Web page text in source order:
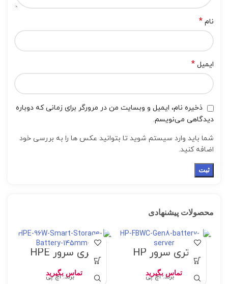
نام *
ایمیل *
ذخیره نام، ایمیل و وبسایت من در مرورگر برای زمانی که دوباره
دیدگاهی می‌نویسم.
شما باید وارد سیستم شوید تا بتوانید عکس ها را به بررسی خود
اضافه کنید.
محصولات پیشنهادی
باتری سرور HP
FBWC Gen8
تماس بگیرید
برند: اچ پی
باتری سرور HPE
96W Smart
Storage Battery
تماس بگیرید
برند: اچ پی